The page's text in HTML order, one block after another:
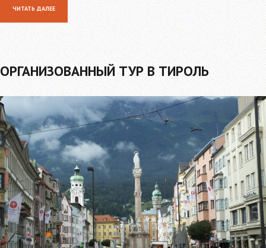
ЧИТАТЬ ДАЛЕЕ
ОРГАНИЗОВАННЫЙ ТУР В ТИРОЛЬ